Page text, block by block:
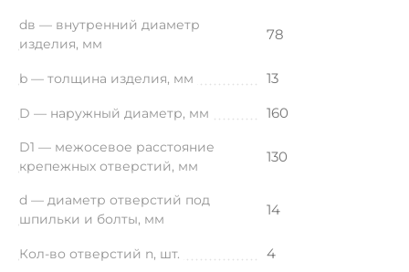
dв — внутренний диаметр
изделия, мм
78
b — толщина изделия, мм 13
D — наружный диаметр, мм 160
D1 — межосевое расстояние
крепежных отверстий, мм
130
d — диаметр отверстий под
шпильки и болты, мм
14
Кол-во отверстий n, шт. 4